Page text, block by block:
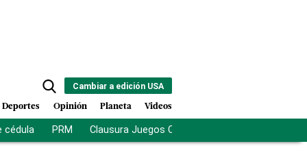
Cambiar a edición USA
Deportes Opinión Planeta Videos
cédula PRM Clausura Juegos Centroamericanos